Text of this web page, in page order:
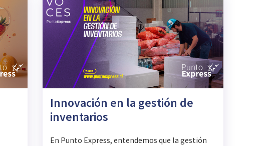
Innovación en la gestión de
inventarios
En Punto Express, entendemos que la gestión